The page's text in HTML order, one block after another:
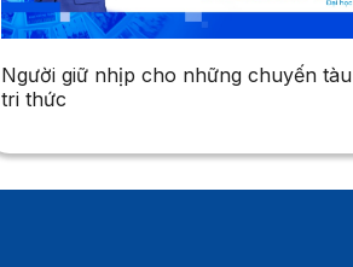
Người giữ nhịp cho những chuyến tàu
tri thức